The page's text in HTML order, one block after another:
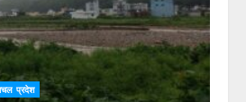
प्रदेश